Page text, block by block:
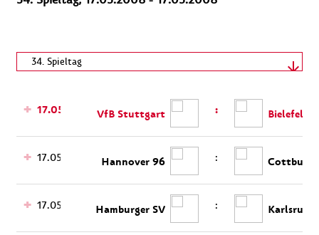
17.05. VfB Stuttgart : Bielefeld
17.05. Hannover 96 : Cottbus
17.05. Hamburger SV : Karlsruhe